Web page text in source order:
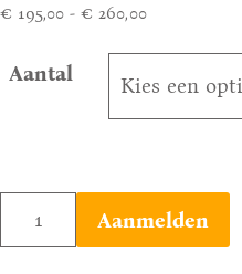
€ 195,00 - € 260,00Prijsklasse:
€ 260,00
Aantal
Aanmelden